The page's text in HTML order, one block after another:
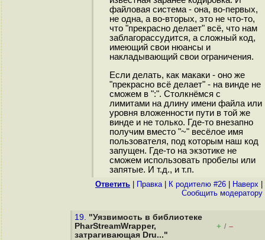
файловая система - она, во-первых,
не одна, а во-вторых, это не что-то,
что "прекрасно делает" всё, что нам
заблагорассудится, а сложный код,
имеющий свои нюансы и
накладывающий свои ограничения.
Если делать, как макаки - оно же
"прекрасно всё делает" - на винде не
сможем в ":". Столкнёмся с
лимитами на длину имени файла или
уровня вложенности пути в той же
винде и не только. Где-то внезапно
получим вместо "~" весёлое имя
пользователя, под которым наш код
запущен. Где-то на экзотике не
сможем использовать пробелы или
запятые. И т.д., и т.п.
Ответить Правка| К родителю #26 Наверх
Cообщить модератору
19. "Уязвимость в библиотеке
PharStreamWrapper,
затрагивающая Dru..."
+ / –